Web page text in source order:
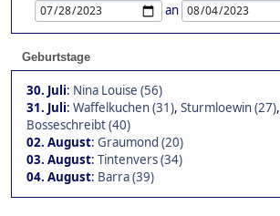
an
Geburtstage
30. Juli: Nina Louise (56)
31. Juli: Waffelkuchen (31), Sturmloewin (27),
Bosseschreibt (40)
02. August: Graumond (20)
03. August: Tintenvers (34)
04. August: Barra (39)